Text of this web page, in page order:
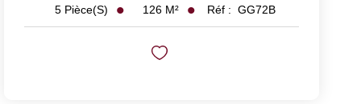
5 Pièce(s) 126 M² Réf : GG72B